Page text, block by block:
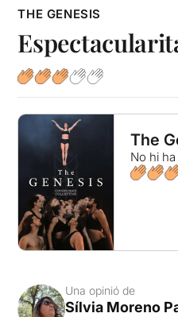
THE GENESIS
The
No hi
Una opinió de
Sílvia Moreno